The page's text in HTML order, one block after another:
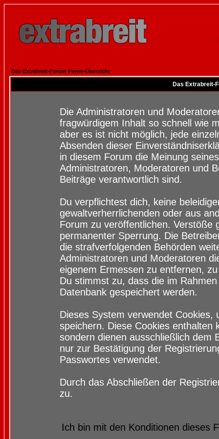
Das Extrabreit-Forum Foren-Übersicht
Das Extrabreit-
Die Administratoren und
fragwürdigem Inhalt so schnell wie
aber es ist nicht möglich, jede
Absenden dieser
in diesem Forum die Meinung
Administratoren, Moderatoren und
Beiträge verantwortlich sind.
Du verpflichtest dich, keine
gewaltverherrlichenden oder aus
Forum zu veröffentlichen. Verstöße
permanenter Sperrung. Die
die strafverfolgenden Behörden
Administratoren und Moderatoren
eigenem Ermessen zu entfernen,
Du stimmst zu, dass die im
Datenbank gespeichert werden.
Dieses System verwendet
speichern. Diese Cookies enthalten
sondern dienen ausschließlich dem
nur zur Bestätigung der
Passwortes verwendet.
Durch das Abschließen der
zu.
Ich bin mit den Konditionen dieses